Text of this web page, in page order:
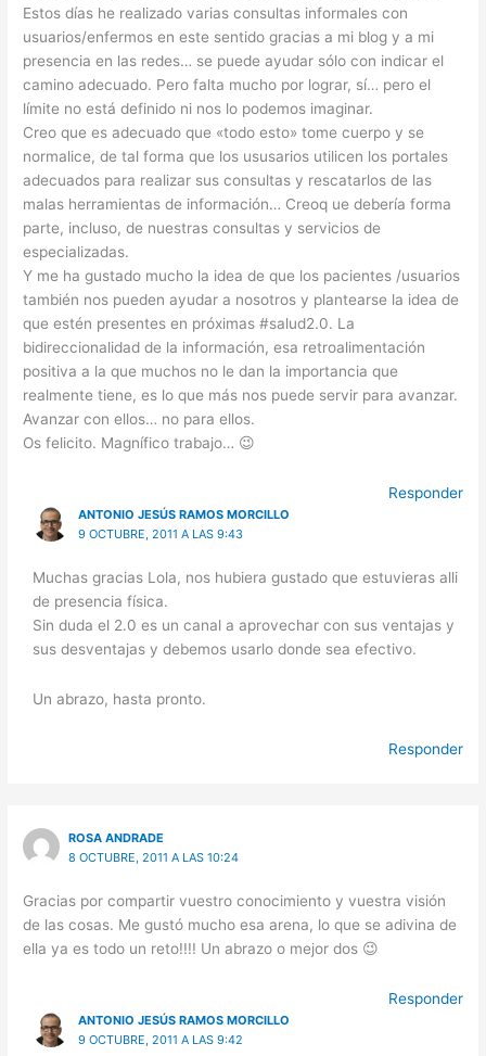
Estos días he realizado varias consultas informales con
usuarios/enfermos en este sentido gracias a mi blog y a mi
presencia en las redes… se puede ayudar sólo con indicar el
camino adecuado. Pero falta mucho por lograr, sí… pero el
límite no está definido ni nos lo podemos imaginar.
Creo que es adecuado que «todo esto» tome cuerpo y se
normalice, de tal forma que los ususarios utilicen los portales
adecuados para realizar sus consultas y rescatarlos de las
malas herramientas de información… Creoq ue debería forma
parte, incluso, de nuestras consultas y servicios de
especializadas.
Y me ha gustado mucho la idea de que los pacientes /usuarios
también nos pueden ayudar a nosotros y plantearse la idea de
que estén presentes en próximas #salud2.0. La
bidireccionalidad de la información, esa retroalimentación
positiva a la que muchos no le dan la importancia que
realmente tiene, es lo que más nos puede servir para avanzar.
Avanzar con ellos… no para ellos.
Os felicito. Magnífico trabajo… 😉
Responder
ANTONIO JESÚS RAMOS MORCILLO
9 OCTUBRE, 2011 A LAS 9:43
Muchas gracias Lola, nos hubiera gustado que estuvieras alli
de presencia física.
Sin duda el 2.0 es un canal a aprovechar con sus ventajas y
sus desventajas y debemos usarlo donde sea efectivo.
Un abrazo, hasta pronto.
Responder
ROSA ANDRADE
8 OCTUBRE, 2011 A LAS 10:24
Gracias por compartir vuestro conocimiento y vuestra visión
de las cosas. Me gustó mucho esa arena, lo que se adivina de
ella ya es todo un reto!!!! Un abrazo o mejor dos 😉
Responder
ANTONIO JESÚS RAMOS MORCILLO
9 OCTUBRE, 2011 A LAS 9:42